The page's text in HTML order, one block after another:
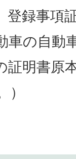
登録事項
車の自動
証明書原
）